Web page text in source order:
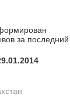
за последний